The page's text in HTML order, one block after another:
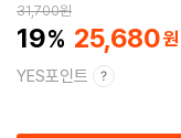
31,700원
19 25,680
YES포인트